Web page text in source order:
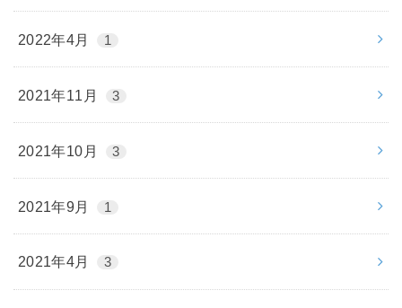
2022年4月 1
2021年11月 3
2021年10月 3
2021年9月 1
2021年4月 3